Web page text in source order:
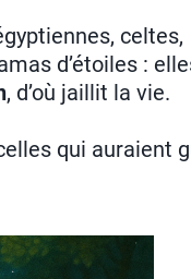
celtes,
d’étoiles :
, d’où jaillit la vie.
qui auraient